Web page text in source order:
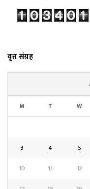
वृत्त संग्रह
M T W
3
4 5
10
11 12